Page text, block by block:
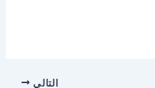
التالي